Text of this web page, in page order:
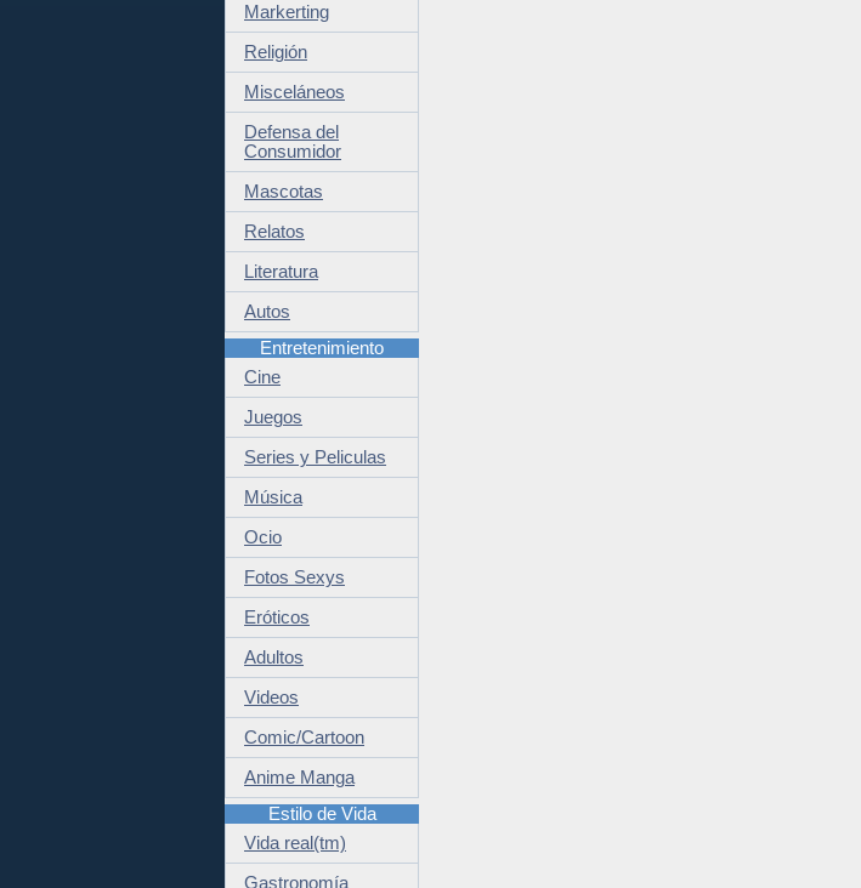
Markerting
Religión
Misceláneos
Defensa del
Consumidor
Mascotas
Relatos
Literatura
Autos
Entretenimiento
Cine
Juegos
Series y Peliculas
Música
Ocio
Fotos Sexys
Eróticos
Adultos
Videos
Comic/Cartoon
Anime Manga
Estilo de Vida
Vida real(tm)
Gastronomía